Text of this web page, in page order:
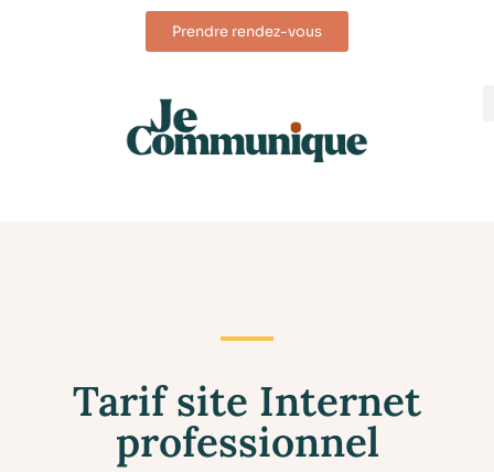
Prendre rendez-vous
Tarif site Internet
professionnel